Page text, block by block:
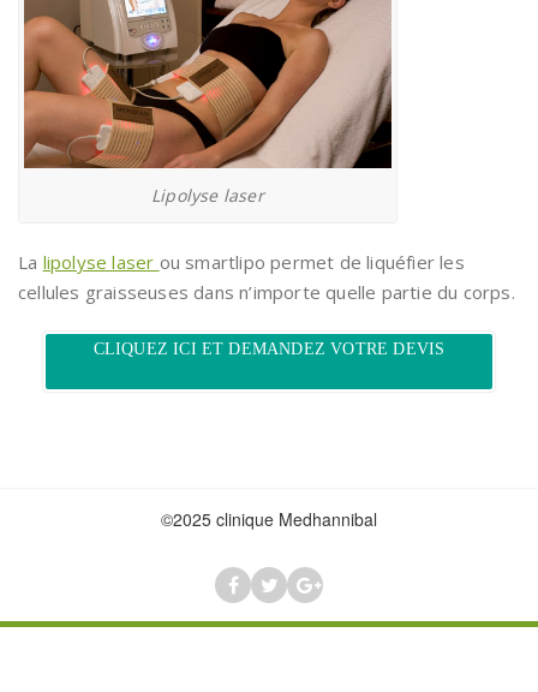
Lipolyse laser
La lipolyse laser ou smartlipo permet de liquéfier les
cellules graisseuses dans n’importe quelle partie du corps.
CLIQUEZ ICI ET DEMANDEZ VOTRE DEVIS
©2025 clinique Medhannibal